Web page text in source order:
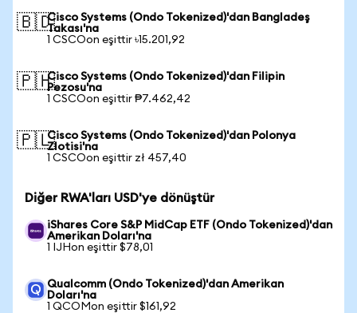
🇧🇩Cisco Systems (Ondo Tokenized)'dan Bangladeş
Takası'na
1 CSCOon eşittir ৳15.201,92
🇵🇭Cisco Systems (Ondo Tokenized)'dan Filipin
Pezosu'na
1 CSCOon eşittir ₱7.462,42
🇵🇱Cisco Systems (Ondo Tokenized)'dan Polonya
Zlotisi'na
1 CSCOon eşittir zł 457,40
Diğer RWA'ları USD'ye dönüştür
iShares Core S&P MidCap ETF (Ondo Tokenized)'dan
Amerikan Doları'na
1 IJHon eşittir $78,01
Qualcomm (Ondo Tokenized)'dan Amerikan
Doları'na
1 QCOMon eşittir $161,92